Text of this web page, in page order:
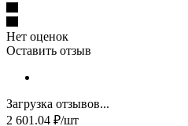
Нет оценок
Оставить отзыв
Загрузка отзывов...
2 601.04 ₽/шт